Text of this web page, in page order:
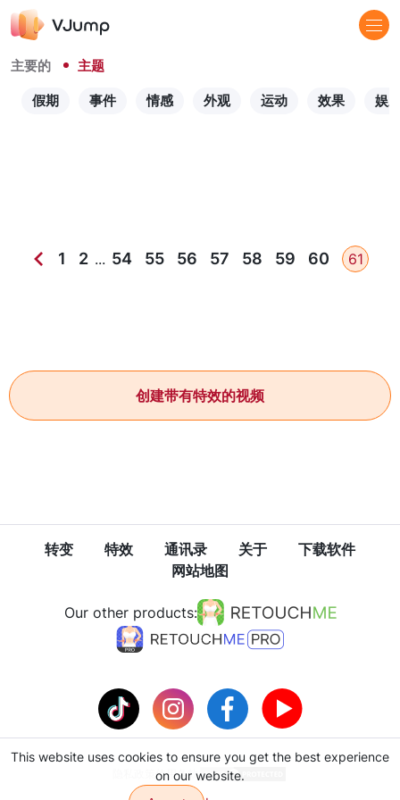
主要的 主题
假期 事件 情感 外观 运动 效果 娱
1 2 ... 54 55 56 57 58 59 60 61
创建带有特效的视频
转变 特效 通讯录 关于
下载软件
网站地图
使用条款
Our other products:
This website uses cookies to ensure you get the best experience
on our website.